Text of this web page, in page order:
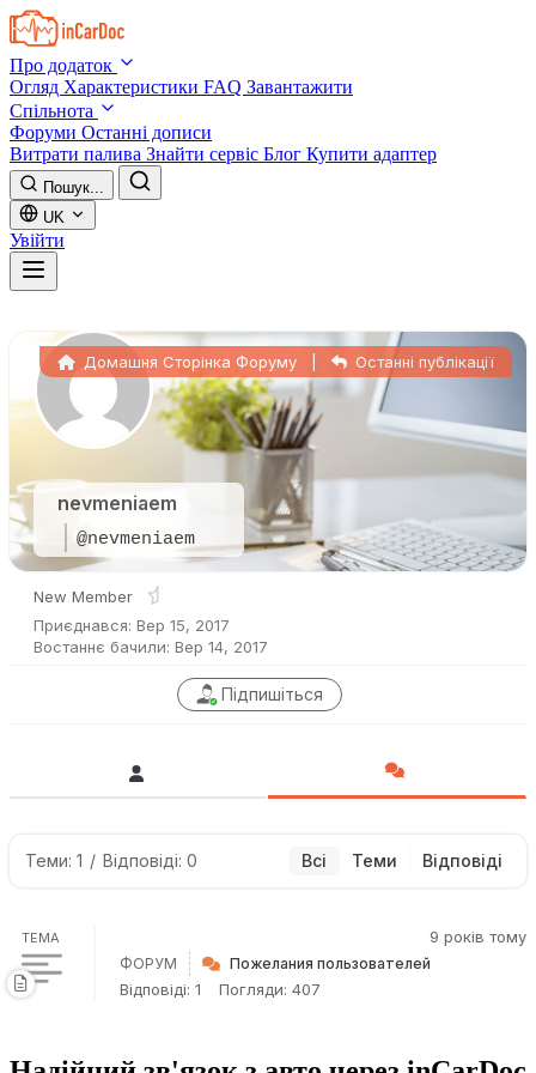
Skip to main content
Про додаток
Огляд Характеристики FAQ Завантажити
Спільнота
Форуми Останні дописи
Витрати палива Знайти сервіс Блог Купити адаптер
Пошук...
UK
Увійти
nevmeniaem
@nevmeniaem
Домашня Сторінка Форуму Останні публікації
New Member
Приєднався: Вер 15, 2017
Востаннє бачили: Вер 14, 2017
Підпишіться
Теми: 1 / Відповіді: 0 Всі Теми Відповіді
ТЕМА 9 років тому
ФОРУМ Пожелания пользователей
Відповіді: 1 Погляди: 407